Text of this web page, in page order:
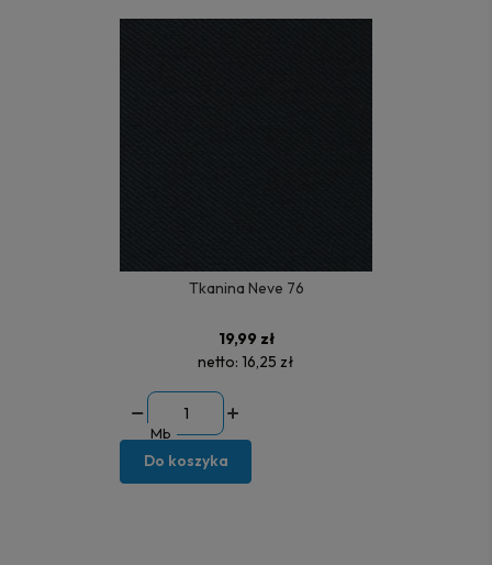
Tkanina Neve 76
19,99 zł
netto: 16,25 zł
Mb
Do koszyka